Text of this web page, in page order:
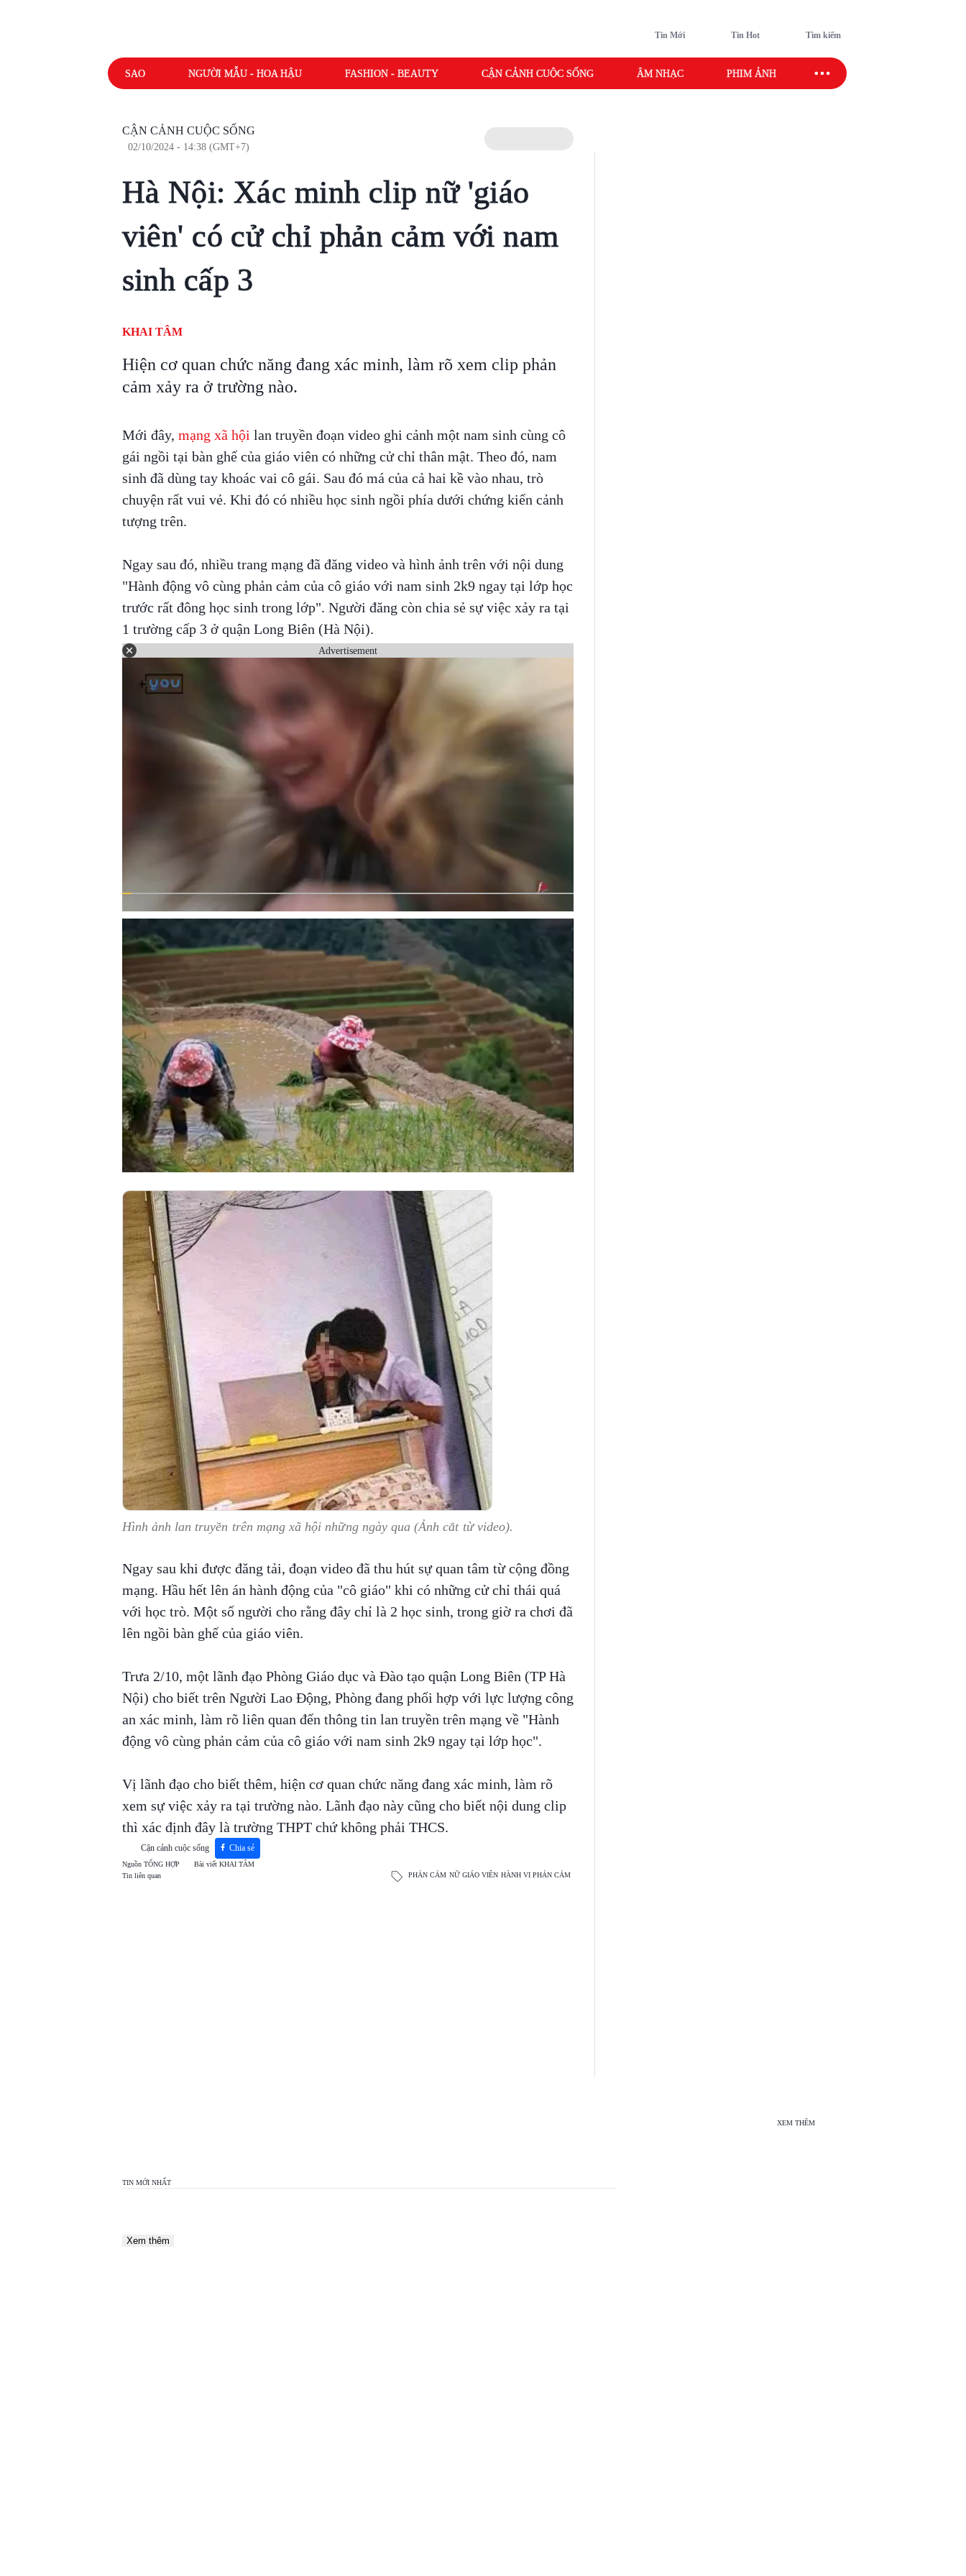
Tin Mới Tin Hot Tìm kiếm
SAO NGƯỜI MẪU - HOA HẬU FASHION - BEAUTY CẬN CẢNH CUỘC SỐNG ÂM NHẠC PHIM ẢNH SAO SPORT
CẬN CẢNH CUỘC SỐNG
02/10/2024 - 14:38 (GMT+7)
Hà Nội: Xác minh clip nữ 'giáo
viên' có cử chỉ phản cảm với nam
sinh cấp 3
KHAI TÂM
Hiện cơ quan chức năng đang xác minh, làm rõ xem clip phản
cảm xảy ra ở trường nào.
Mới đây, mạng xã hội lan truyền đoạn video ghi cảnh một nam sinh cùng cô
gái ngồi tại bàn ghế của giáo viên có những cử chỉ thân mật. Theo đó, nam
sinh đã dùng tay khoác vai cô gái. Sau đó má của cả hai kề vào nhau, trò
chuyện rất vui vẻ. Khi đó có nhiều học sinh ngồi phía dưới chứng kiến cảnh
tượng trên.
Ngay sau đó, nhiều trang mạng đã đăng video và hình ảnh trên với nội dung
"Hành động vô cùng phản cảm của cô giáo với nam sinh 2k9 ngay tại lớp học
trước rất đông học sinh trong lớp". Người đăng còn chia sẻ sự việc xảy ra tại
1 trường cấp 3 ở quận Long Biên (Hà Nội).
Advertisement
Hình ảnh lan truyền trên mạng xã hội những ngày qua (Ảnh cắt từ video).
Ngay sau khi được đăng tải, đoạn video đã thu hút sự quan tâm từ cộng đồng
mạng. Hầu hết lên án hành động của "cô giáo" khi có những cử chỉ thái quá
với học trò. Một số người cho rằng đây chỉ là 2 học sinh, trong giờ ra chơi đã
lên ngồi bàn ghế của giáo viên.
Trưa 2/10, một lãnh đạo Phòng Giáo dục và Đào tạo quận Long Biên (TP Hà
Nội) cho biết trên Người Lao Động, Phòng đang phối hợp với lực lượng công
an xác minh, làm rõ liên quan đến thông tin lan truyền trên mạng về "Hành
động vô cùng phản cảm của cô giáo với nam sinh 2k9 ngay tại lớp học".
Vị lãnh đạo cho biết thêm, hiện cơ quan chức năng đang xác minh, làm rõ
xem sự việc xảy ra tại trường nào. Lãnh đạo này cũng cho biết nội dung clip
thì xác định đây là trường THPT chứ không phải THCS.
Cận cảnh cuộc sống Chia sẻ
Nguồn TỔNG HỢP Bài viết KHAI TÂM
Tin liên quan
PHẢN CẢM NỮ GIÁO VIÊN HÀNH VI PHẢN CẢM
XEM THÊM
TIN MỚI NHẤT
Xem thêm